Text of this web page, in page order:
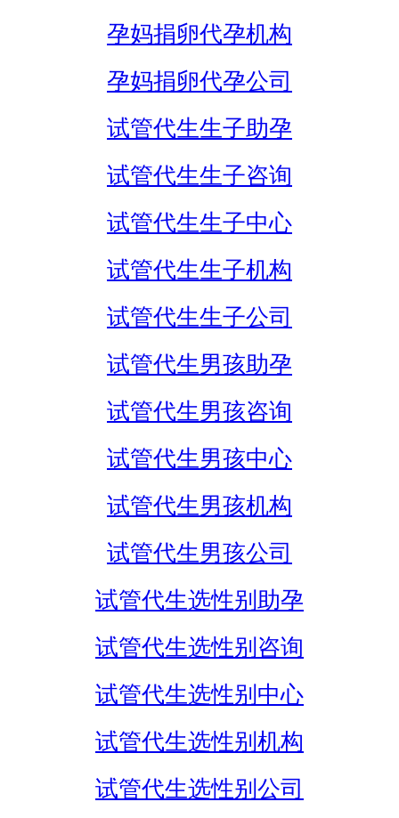
孕妈捐卵代孕机构
孕妈捐卵代孕公司
试管代生生子助孕
试管代生生子咨询
试管代生生子中心
试管代生生子机构
试管代生生子公司
试管代生男孩助孕
试管代生男孩咨询
试管代生男孩中心
试管代生男孩机构
试管代生男孩公司
试管代生选性别助孕
试管代生选性别咨询
试管代生选性别中心
试管代生选性别机构
试管代生选性别公司